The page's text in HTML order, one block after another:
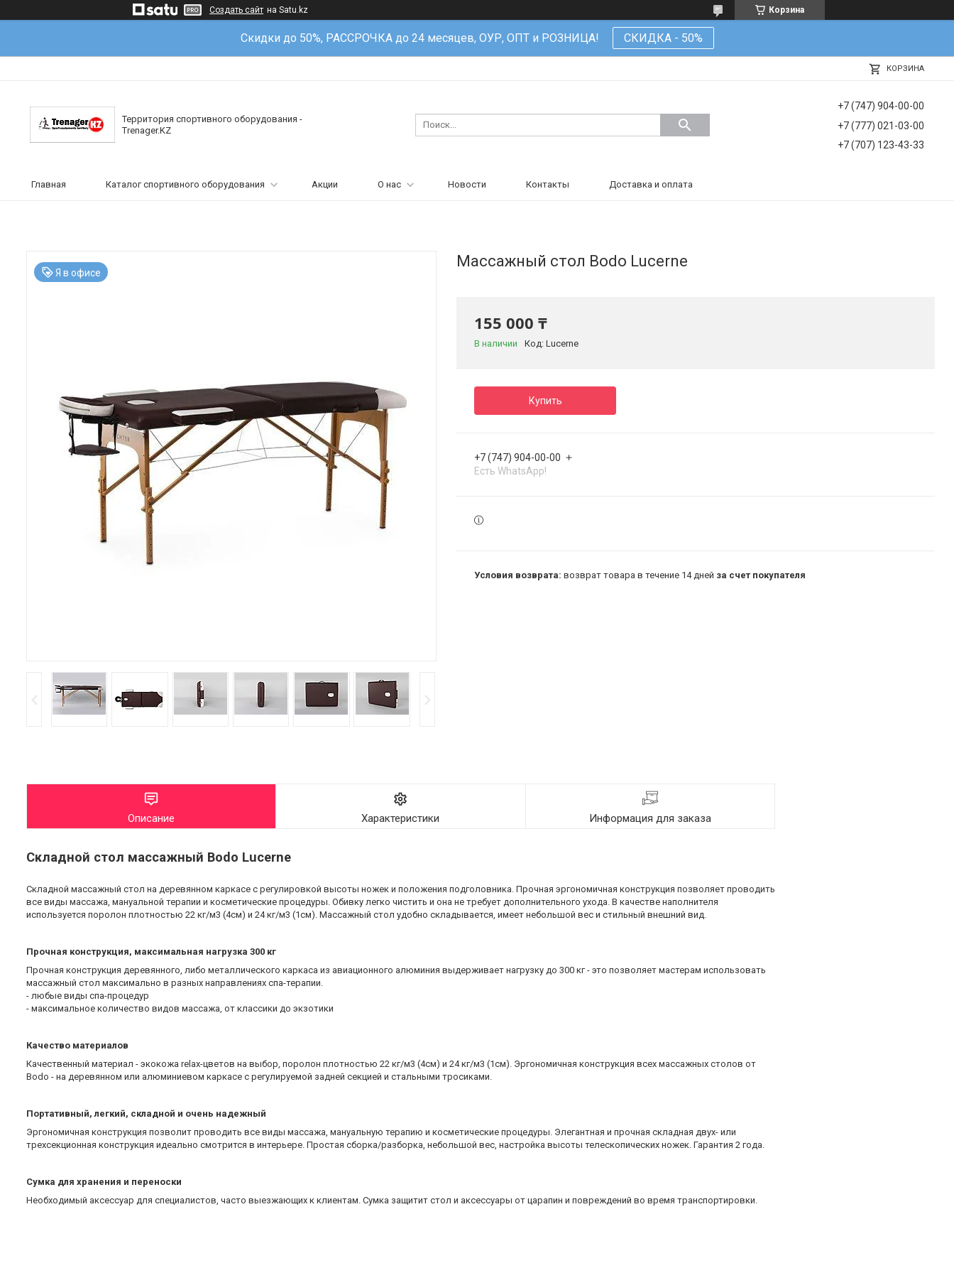
Создать сайт на Satu.kz Корзина
Скидки до 50%, РАССРОЧКА до 24 месяцев, ОУР, ОПТ и РОЗНИЦА! СКИДКА - 50%
КОРЗИНА
Территория спортивного оборудования -
Trenager.KZ
+7 (747) 904-00-00
+7 (777) 021-03-00
+7 (707) 123-43-33
Главная Каталог спортивного оборудования Акции О нас Новости Контакты Доставка и оплата
Я в офисе
Массажный стол Bodo Lucerne
155 000 ₸
В наличии Код: Lucerne
Купить
+7 (747) 904-00-00
Есть WhatsApp!
возврат товара в течение 14 дней за счет покупателя
Описание Характеристики Информация для заказа
Складной стол массажный Bodo Lucerne
Складной массажный стол на деревянном каркасе с регулировкой высоты ножек и положения подголовника. Прочная эргономичная конструкция позволяет проводить
все виды массажа, мануальной терапии и косметические процедуры. Обивку легко чистить и она не требует дополнительного ухода. В качестве наполнителя
используется поролон плотностью 22 кг/м3 (4см) и 24 кг/м3 (1см). Массажный стол удобно складывается, имеет небольшой вес и стильный внешний вид.
Прочная конструкция, максимальная нагрузка 300 кг
Прочная конструкция деревянного, либо металлического каркаса из авиационного алюминия выдерживает нагрузку до 300 кг - это позволяет мастерам использовать
массажный стол максимально в разных направлениях спа-терапии.
- любые виды спа-процедур
- максимальное количество видов массажа, от классики до экзотики
Качество материалов
Качественный материал - экокожа relax-цветов на выбор, поролон плотностью 22 кг/м3 (4см) и 24 кг/м3 (1см). Эргономичная конструкция всех массажных столов от
Bodo - на деревянном или алюминиевом каркасе с регулируемой задней секцией и стальными тросиками.
Портативный, легкий, складной и очень надежный
Эргономичная конструкция позволит проводить все виды массажа, мануальную терапию и косметические процедуры. Элегантная и прочная складная двух- или
трехсекционная конструкция идеально смотрится в интерьере. Простая сборка/разборка, небольшой вес, настройка высоты телескопических ножек. Гарантия 2 года.
Сумка для хранения и переноски
Необходимый аксессуар для специалистов, часто выезжающих к клиентам. Сумка защитит стол и аксессуары от царапин и повреждений во время транспортировки.